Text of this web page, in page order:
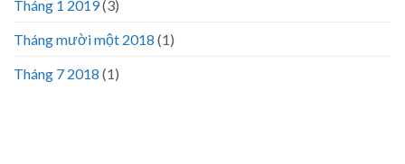
Tháng 1 2019(3)
Tháng mười một 2018 (1)
Tháng 7 2018 (1)